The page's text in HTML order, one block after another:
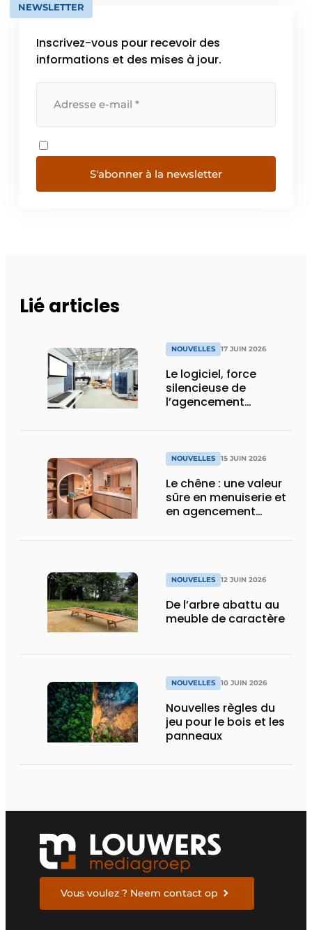
NEWSLETTER
Inscrivez-vous pour recevoir des
informations et des mises à jour.
S'abonner à la newsletter
Lié articles
NOUVELLES 17 JUIN 2026
Le logiciel, force
silencieuse de
l’agencement
NOUVELLES 15 JUIN 2026
Le chêne : une valeur
sûre en menuiserie et
en agencement
NOUVELLES 12 JUIN 2026
De l’arbre abattu au
meuble de caractère
NOUVELLES 10 JUIN 2026
Nouvelles règles du
jeu pour le bois et les
panneaux
Vous voulez ? Neem contact op